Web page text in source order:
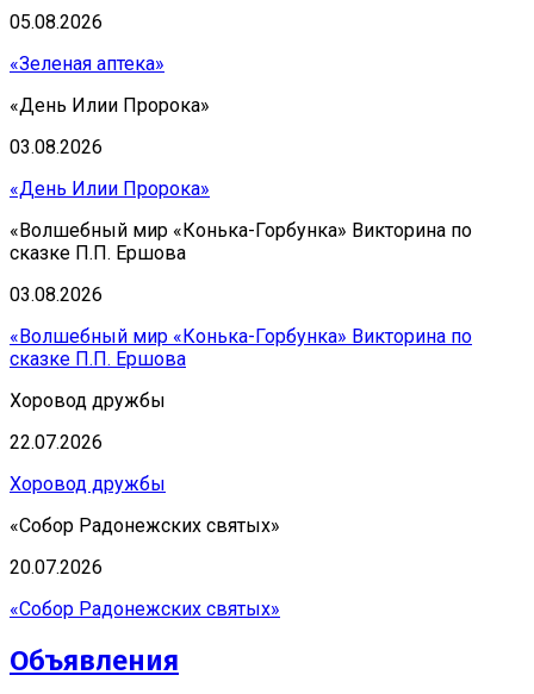
05.08.2026
«Зеленая аптека»
«День Илии Пророка»
03.08.2026
«День Илии Пророка»
«Волшебный мир «Конька-Горбунка» Викторина по
сказке П.П. Ершова
03.08.2026
«Волшебный мир «Конька-Горбунка» Викторина по
сказке П.П. Ершова
Хоровод дружбы
22.07.2026
Хоровод дружбы
«Собор Радонежских святых»
20.07.2026
«Собор Радонежских святых»
Объявления